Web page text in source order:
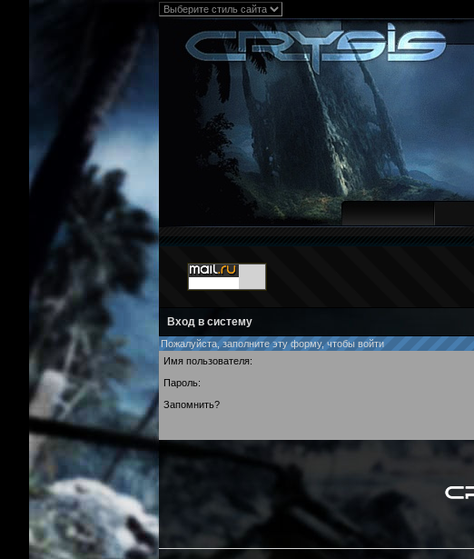
Вход в систему
Пожалуйста, заполните эту форму, чтобы войти
Имя пользователя:
Пароль:
Запомнить?